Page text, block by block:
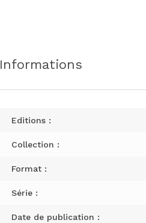
Informations
Editions :
Collection :
Format :
Série :
Date de publication :